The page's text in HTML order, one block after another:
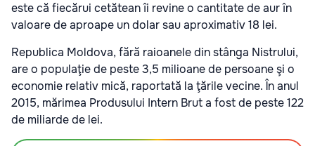
este că fiecărui cetătean îi revine o cantitate de aur în
valoare de aproape un dolar sau aproximativ 18 lei.
Republica Moldova, fără raioanele din stânga Nistrului,
are o populaţie de peste 3,5 milioane de persoane şi o
economie relativ mică, raportată la ţările vecine. În anul
2015, mărimea Produsului Intern Brut a fost de peste 122
de miliarde de lei.